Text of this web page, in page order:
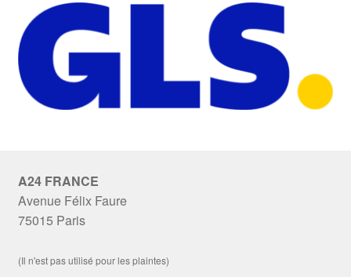
A24 FRANCE
Avenue Félix Faure
75015 Paris
(Il n'est pas utilisé pour les plaintes)